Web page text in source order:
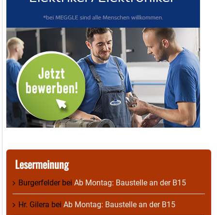
Lesermeinung
Burgerfelderbei Ab Montag: Baustelle an der B15
Hr. Gilera bei Ab Montag: Baustelle an der B15